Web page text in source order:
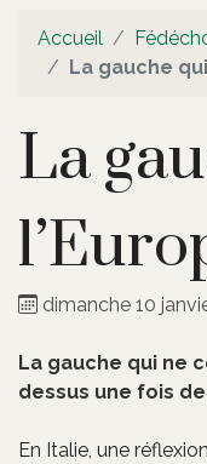
Accueil
La gauche
La
dimanche 10
La gauche qui ne
dessus une fois
En Italie, une